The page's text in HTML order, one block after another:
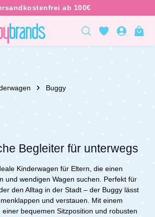
Buggy
Begleiter für unterwegs
Kinderwagen für Eltern, die einen
und wendigen Wagen suchen. Perfekt für
den Alltag in der Stadt – der Buggy lässt
und verstauen. Mit einem
bequemen Sitzposition und robusten